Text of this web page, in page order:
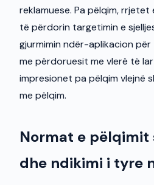
reklamuese. Pa pëlqim, rrjetet
të përdorin targetimin e
gjurmimin ndër-aplikacion
me përdoruesit me vlerë të
impresionet pa pëlqim vlejnë
me pëlqim.
Normat e pëlqimit
dhe ndikimi i tyre